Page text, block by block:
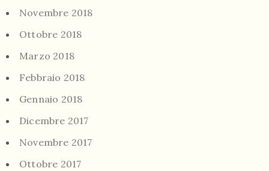
Novembre 2018
Ottobre 2018
Marzo 2018
Febbraio 2018
Gennaio 2018
Dicembre 2017
Novembre 2017
Ottobre 2017